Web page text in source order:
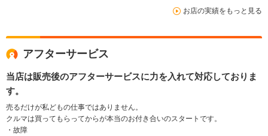
お店の実績をもっと見る
アフターサービス
当店は販売後のアフターサービスに力を入れて対応しておりま
す。
売るだけが私どもの仕事ではありません。
クルマは買ってもらってからが本当のお付き合いのスタートです。
・故障